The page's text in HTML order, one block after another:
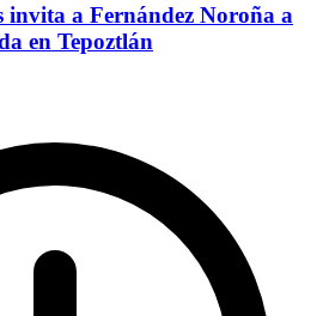
invita a Fernández Noroña a
en Tepoztlán